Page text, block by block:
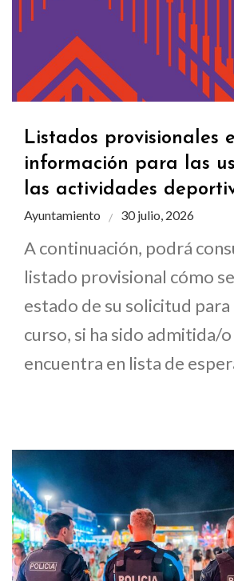
Listados provisionales e
información para las
las actividades
Ayuntamiento 30 julio, 2026
A continuación, podrá
listado provisional cómo
estado de su solicitud
curso, si ha sido admitida/o
encuentra en lista de